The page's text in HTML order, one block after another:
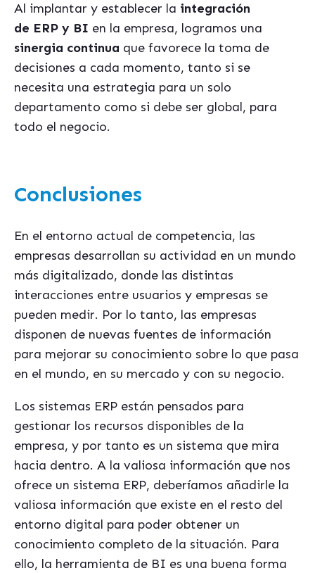
Al implantar y establecer la integración
de ERP y BI en la empresa, logramos una
sinergia continua que favorece la toma de
decisiones a cada momento, tanto si se
necesita una estrategia para un solo
departamento como si debe ser global, para
todo el negocio.
Conclusiones
En el entorno actual de competencia, las
empresas desarrollan su actividad en un mundo
más digitalizado, donde las distintas
interacciones entre usuarios y empresas se
pueden medir. Por lo tanto, las empresas
disponen de nuevas fuentes de información
para mejorar su conocimiento sobre lo que pasa
en el mundo, en su mercado y con su negocio.
Los sistemas ERP están pensados para
gestionar los recursos disponibles de la
empresa, y por tanto es un sistema que mira
hacia dentro. A la valiosa información que nos
ofrece un sistema ERP, deberíamos añadirle la
valiosa información que existe en el resto del
entorno digital para poder obtener un
conocimiento completo de la situación. Para
ello, la herramienta de BI es una buena forma